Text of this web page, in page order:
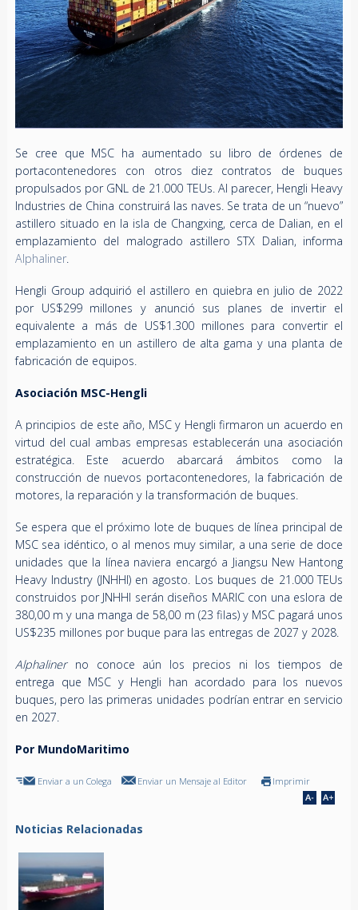
Se cree que MSC ha aumentado su libro de órdenes de
portacontenedores con otros diez contratos de buques
propulsados por GNL de 21.000 TEUs. Al parecer, Hengli Heavy
Industries de China construirá las naves. Se trata de un “nuevo”
astillero situado en la isla de Changxing, cerca de Dalian, en el
emplazamiento del malogrado astillero STX Dalian, informa
Alphaliner.
Hengli Group adquirió el astillero en quiebra en julio de 2022
por US$299 millones y anunció sus planes de invertir el
equivalente a más de US$1.300 millones para convertir el
emplazamiento en un astillero de alta gama y una planta de
fabricación de equipos.
Asociación MSC-Hengli
A principios de este año, MSC y Hengli firmaron un acuerdo en
virtud del cual ambas empresas establecerán una asociación
estratégica. Este acuerdo abarcará ámbitos como la
construcción de nuevos portacontenedores, la fabricación de
motores, la reparación y la transformación de buques.
Se espera que el próximo lote de buques de línea principal de
MSC sea idéntico, o al menos muy similar, a una serie de doce
unidades que la línea naviera encargó a Jiangsu New Hantong
Heavy Industry (JNHHI) en agosto. Los buques de 21.000 TEUs
construidos por JNHHI serán diseños MARIC con una eslora de
380,00 m y una manga de 58,00 m (23 filas) y MSC pagará unos
US$235 millones por buque para las entregas de 2027 y 2028.
Alphalinerno conoce aún los precios ni los tiempos de
entrega que MSC y Hengli han acordado para los nuevos
buques, pero las primeras unidades podrían entrar en servicio
en 2027.
Por MundoMaritimo
Enviar a un Colega Enviar un Mensaje al Editor Imprimir
Noticias Relacionadas